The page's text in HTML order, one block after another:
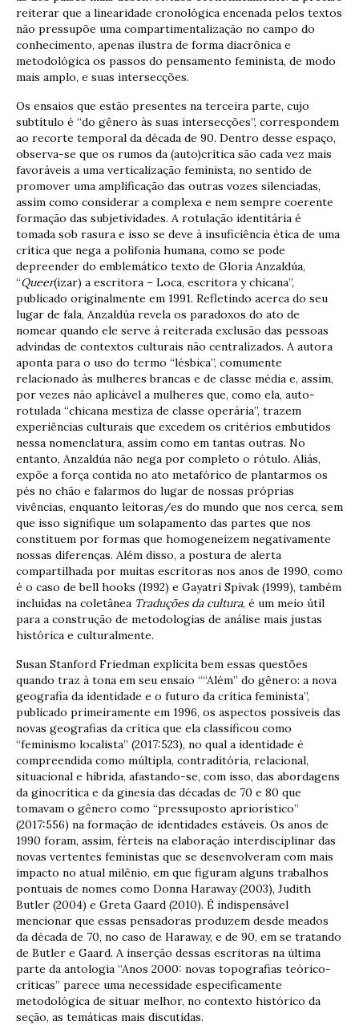
reiterar que a linearidade cronológica encenada pelos textos
não pressupõe uma compartimentalização no campo do
conhecimento, apenas ilustra de forma diacrônica e
metodológica os passos do pensamento feminista, de modo
mais amplo, e suas intersecções.
Os ensaios que estão presentes na terceira parte, cujo
subtítulo é “do gênero às suas intersecções”, correspondem
ao recorte temporal da década de 90. Dentro desse espaço,
observa-se que os rumos da (auto)crítica são cada vez mais
favoráveis a uma verticalização feminista, no sentido de
promover uma amplificação das outras vozes silenciadas,
assim como considerar a complexa e nem sempre coerente
formação das subjetividades. A rotulação identitária é
tomada sob rasura e isso se deve à insuficiência ética de uma
crítica que nega a polifonia humana, como se pode
depreender do emblemático texto de Gloria Anzaldúa,
“Queer(izar) a escritora – Loca, escritora y chicana”,
publicado originalmente em 1991. Refletindo acerca do seu
lugar de fala, Anzaldúa revela os paradoxos do ato de
nomear quando ele serve à reiterada exclusão das pessoas
advindas de contextos culturais não centralizados. A autora
aponta para o uso do termo “lésbica”, comumente
relacionado às mulheres brancas e de classe média e, assim,
por vezes não aplicável a mulheres que, como ela, auto-
rotulada “chicana mestiza de classe operária”, trazem
experiências culturais que excedem os critérios embutidos
nessa nomenclatura, assim como em tantas outras. No
entanto, Anzaldúa não nega por completo o rótulo. Aliás,
expõe a força contida no ato metafórico de plantarmos os
pés no chão e falarmos do lugar de nossas próprias
vivências, enquanto leitoras/es do mundo que nos cerca, sem
que isso signifique um solapamento das partes que nos
constituem por formas que homogeneízem negativamente
nossas diferenças. Além disso, a postura de alerta
compartilhada por muitas escritoras nos anos de 1990, como
é o caso de bell hooks (1992) e Gayatri Spivak (1999), também
incluídas na coletânea Traduções da cultura, é um meio útil
para a construção de metodologias de análise mais justas
histórica e culturalmente.
Susan Stanford Friedman explicita bem essas questões
quando traz à tona em seu ensaio ““Além” do gênero: a nova
geografia da identidade e o futuro da crítica feminista”,
publicado primeiramente em 1996, os aspectos possíveis das
novas geografias da crítica que ela classificou como
“feminismo localista” (2017:523), no qual a identidade é
compreendida como múltipla, contraditória, relacional,
situacional e híbrida, afastando-se, com isso, das abordagens
da ginocrítica e da ginesia das décadas de 70 e 80 que
tomavam o gênero como “pressuposto apriorístico”
(2017:556) na formação de identidades estáveis. Os anos de
1990 foram, assim, férteis na elaboração interdisciplinar das
novas vertentes feministas que se desenvolveram com mais
impacto no atual milênio, em que figuram alguns trabalhos
pontuais de nomes como Donna Haraway (2003), Judith
Butler (2004) e Greta Gaard (2010). É indispensável
mencionar que essas pensadoras produzem desde meados
da década de 70, no caso de Haraway, e de 90, em se tratando
de Butler e Gaard. A inserção dessas escritoras na última
parte da antologia “Anos 2000: novas topografias teórico-
críticas” parece uma necessidade especificamente
metodológica de situar melhor, no contexto histórico da
seção, as temáticas mais discutidas.